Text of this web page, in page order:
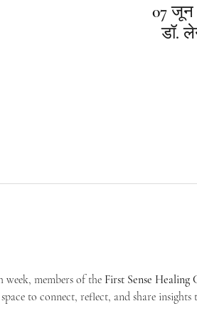
07 जून
डॉ.
week, members of the First Sense Healing
to connect, reflect, and share insights